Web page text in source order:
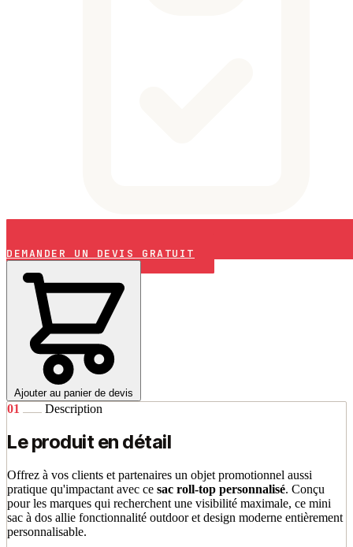
DEMANDER UN DEVIS GRATUIT
Ajouter au panier de devis
01 Description
Le produit en détail
Offrez à vos clients et partenaires un objet promotionnel aussi
pratique qu'impactant avec ce sac roll-top personnalisé. Conçu
pour les marques qui recherchent une visibilité maximale, ce mini
sac à dos allie fonctionnalité outdoor et design moderne entièrement
personnalisable.